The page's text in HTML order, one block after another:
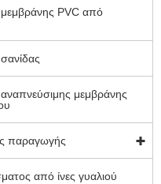
PVC από
μεμβράνης
παραγωγής
από ίνες γυαλιού